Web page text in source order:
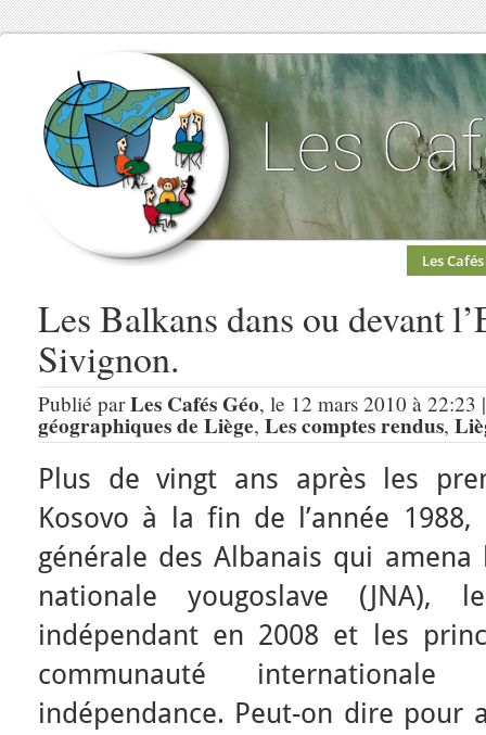
Les Cafés
Les Balkans dans ou devant
Sivignon.
Publié parLes Cafés Géo, le 12 mars 2010 à
géographiques de Liège, Les comptes rendus,
Plus de vingt ans après les
Kosovo à la fin de l’année
générale des Albanais qui amena
nationale yougoslave (JNA),
indépendant en 2008 et les
communauté
indépendance. Peut-on dire pour